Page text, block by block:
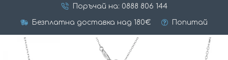
Поръчай на: 0888 806 144
Безплатна доставка над 180€ Попитай